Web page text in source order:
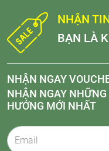
NHẬN
BẠN LÀ
NHẬN NGAY
NHẬN NGAY
HƯỚNG MỚI NHẤT